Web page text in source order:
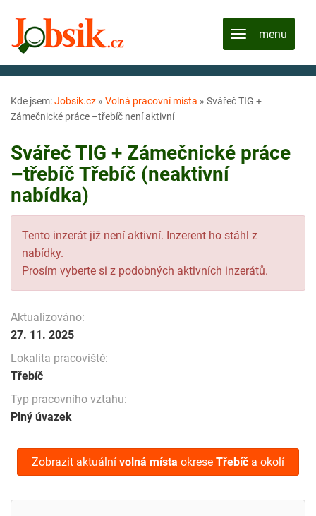
Kde jsem:Jobsik.cz » Volná pracovní místa » Svářeč TIG +
Zámečnické práce –třebíč není aktivní
Svářeč TIG + Zámečnické práce
–třebíč Třebíč (neaktivní
nabídka)
Tento inzerát již není aktivní. Inzerent ho stáhl z
nabídky.
Prosím vyberte si z podobných aktivních inzerátů.
Aktualizováno:
27. 11. 2025
Lokalita pracoviště:
Třebíč
Typ pracovního vztahu:
Plný úvazek
Zobrazit aktuální volná místa okrese Třebíč a okolí